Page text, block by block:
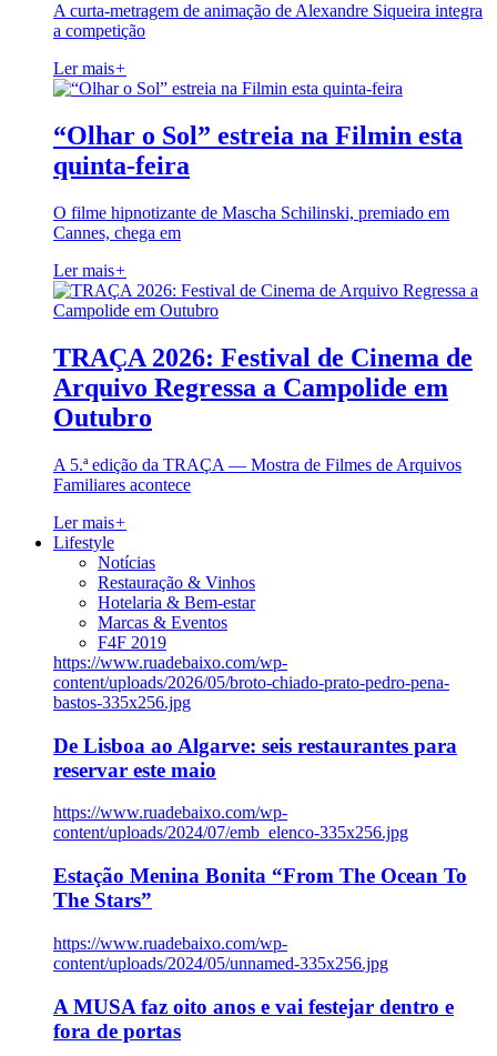
A curta-metragem de animação de Alexandre Siqueira integra
a competição
Ler mais+
“Olhar o Sol” estreia na Filmin esta
quinta-feira
O filme hipnotizante de Mascha Schilinski, premiado em
Cannes, chega em
Ler mais+
TRAÇA 2026: Festival de Cinema de
Arquivo Regressa a Campolide em
Outubro
A 5.ª edição da TRAÇA — Mostra de Filmes de Arquivos
Familiares acontece
Ler mais+
Lifestyle
Notícias
Restauração & Vinhos
Hotelaria & Bem-estar
Marcas & Eventos
F4F 2019
https://www.ruadebaixo.com/wp-
content/uploads/2026/05/broto-chiado-prato-pedro-pena-
bastos-335x256.jpg
De Lisboa ao Algarve: seis restaurantes para
reservar este maio
https://www.ruadebaixo.com/wp-
content/uploads/2024/07/emb_elenco-335x256.jpg
Estação Menina Bonita “From The Ocean To
The Stars”
https://www.ruadebaixo.com/wp-
content/uploads/2024/05/unnamed-335x256.jpg
A MUSA faz oito anos e vai festejar dentro e
fora de portas